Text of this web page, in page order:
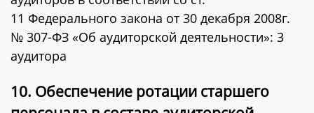
11 Федерального закона от 30 декабря 2008г.
№ 307-ФЗ «Об аудиторской деятельности»: 3
аудитора
10. Обеспечение ротации старшего